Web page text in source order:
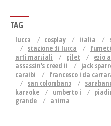
TAG
lucca cosplay italia
stazione di lucca
arti marziali
gilet ezio
assassin's creed ii
jack
caraibi
francesco i da
san colombano
karaoke
umberto i
grande
anima